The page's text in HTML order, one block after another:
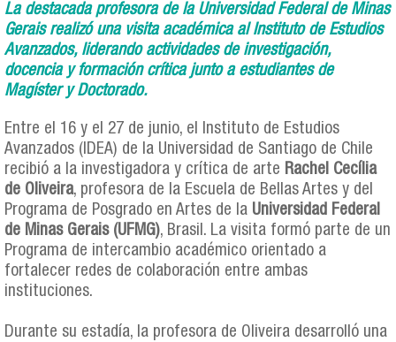
La destacada profesora de la Universidad Federal de Minas
Gerais realizó una visita académica al Instituto de Estudios
Avanzados, liderando actividades de investigación,
docencia y formación crítica junto a estudiantes de
Magíster y Doctorado.
Entre el 16 y el 27 de junio, el Instituto de Estudios
Avanzados (IDEA) de la Universidad de Santiago de Chile
recibió a la investigadora y crítica de arte Rachel Cecília
de Oliveira, profesora de la Escuela de Bellas Artes y del
Programa de Posgrado en Artes de la Universidad Federal
de Minas Gerais (UFMG), Brasil. La visita formó parte de un
Programa de intercambio académico orientado a
fortalecer redes de colaboración entre ambas
instituciones.
Durante su estadía, la profesora de Oliveira desarrolló una